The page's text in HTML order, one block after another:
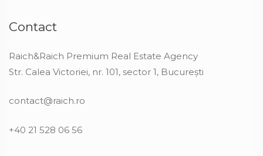
Contact
Raich&Raich Premium Real Estate Agency
Str. Calea Victoriei, nr. 101, sector 1, București
contact@raich.ro
+40 21 528 06 56